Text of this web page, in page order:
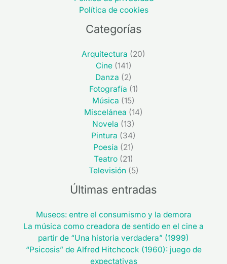
Política de cookies
Categorías
Arquitectura (20)
Cine(141)
Danza (2)
Fotografía (1)
Música (15)
Miscelánea (14)
Novela (13)
Pintura (34)
Poesía (21)
Teatro (21)
Televisión (5)
Últimas entradas
Museos: entre el consumismo y la demora
La música como creadora de sentido en el cine a
partir de “Una historia verdadera” (1999)
“Psicosis” de Alfred Hitchcock (1960): juego de
expectativas